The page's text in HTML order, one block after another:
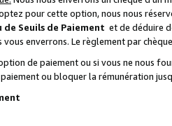
pour cette option, nous nous
de Seuils de Paiement et de déduire
enverrons. Le règlement par
de paiement ou si vous ne nous
ou bloquer la rémunération